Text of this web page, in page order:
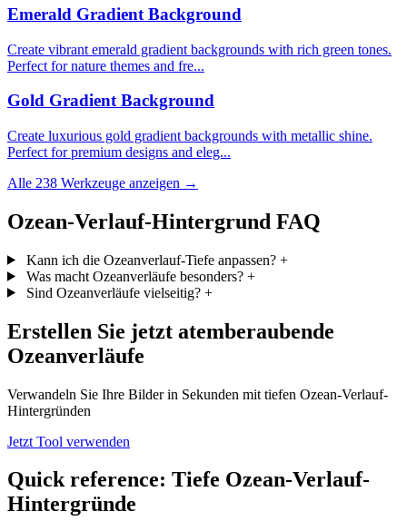
Emerald Gradient Background
Create vibrant emerald gradient backgrounds with rich green tones.
Perfect for nature themes and fre...
Gold Gradient Background
Create luxurious gold gradient backgrounds with metallic shine.
Perfect for premium designs and eleg...
Alle 238 Werkzeuge anzeigen →
Ozean-Verlauf-Hintergrund FAQ
Kann ich die Ozeanverlauf-Tiefe anpassen? +
Was macht Ozeanverläufe besonders? +
Sind Ozeanverläufe vielseitig? +
Erstellen Sie jetzt atemberaubende
Ozeanverläufe
Verwandeln Sie Ihre Bilder in Sekunden mit tiefen Ozean-Verlauf-
Hintergründen
Jetzt Tool verwenden
Quick reference: Tiefe Ozean-Verlauf-
Hintergründe